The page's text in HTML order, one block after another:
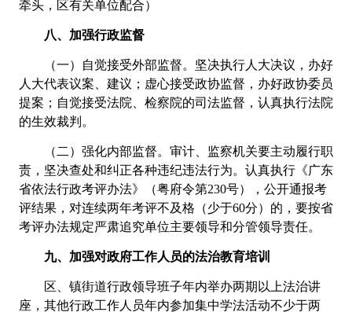
牵头，区有关单位配合）
八、加强行政监督
（一）自觉接受外部监督。坚决执行人大决议，办好
人大代表议案、建议；虚心接受政协监督，办好政协委员
提案；自觉接受法院、检察院的司法监督，认真执行法院
的生效裁判。
（二）强化内部监督。审计、监察机关要主动履行职
责，坚决查处和纠正各种违纪违法行为。认真执行《广东
省依法行政考评办法》（粤府令第230号），公开通报考
评结果，对连续两年考评不及格（少于60分）的，要按省
考评办法规定严肃追究单位主要领导和分管领导责任。
九、加强对政府工作人员的法治教育培训
区、镇街道行政领导班子年内举办两期以上法治讲
座，其他行政工作人员年内参加集中学法活动不少于两